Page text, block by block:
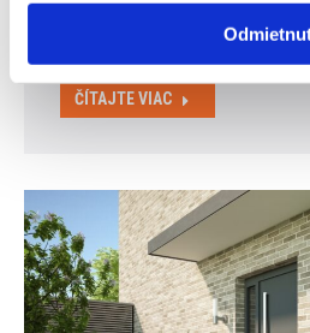
priestory a či je možné vychladiť
ČÍTAJTE VIAC